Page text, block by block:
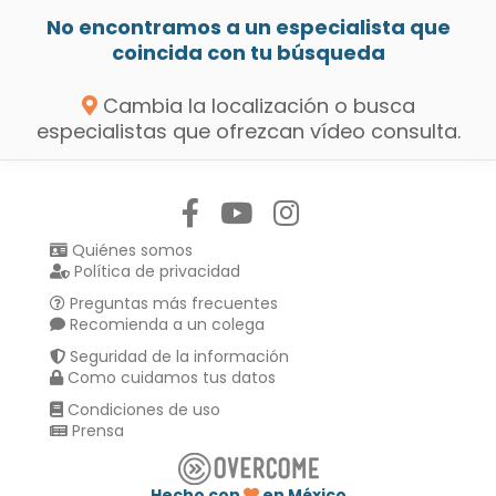
No encontramos a un especialista que
coincida con tu búsqueda
Cambia la localización o busca
especialistas que ofrezcan vídeo consulta.
Quiénes somos
Política de privacidad
Preguntas más frecuentes
Recomienda a un colega
Seguridad de la información
Como cuidamos tus datos
Condiciones de uso
Prensa